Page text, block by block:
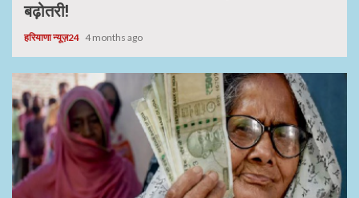
बढ़ोतरी!
हरियाणा न्यूज़24 4 months ago